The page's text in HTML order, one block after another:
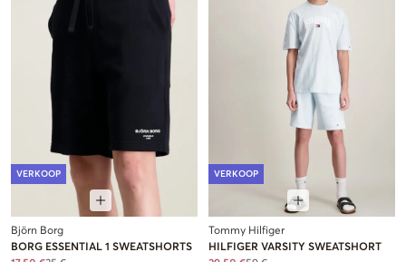
VERKOOP
Björn Borg
BORG ESSENTIAL 1 SWEATSHORTS
VERKOOP
Tommy Hilfiger
HILFIGER VARSITY SWEATSHORT